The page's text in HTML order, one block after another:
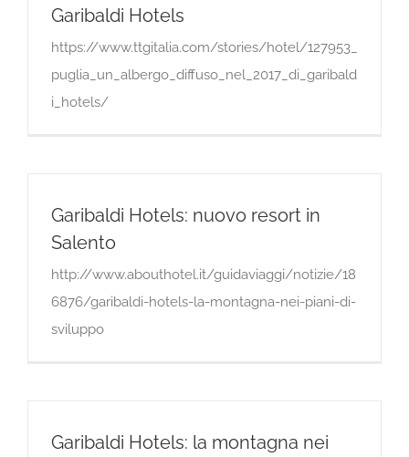
Garibaldi Hotels
https://www.ttgitalia.com/stories/hotel/127953_
puglia_un_albergo_diffuso_nel_2017_di_garibald
i_hotels/
Garibaldi Hotels: nuovo resort in
Salento
http://www.abouthotel.it/guidaviaggi/notizie/18
6876/garibaldi-hotels-la-montagna-nei-piani-di-
sviluppo
Garibaldi Hotels: la montagna nei